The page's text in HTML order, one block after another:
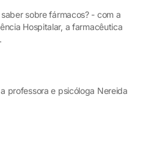
sobre fármacos? - com a
Hospitalar, a farmacêutica
professora e psicóloga Nereida